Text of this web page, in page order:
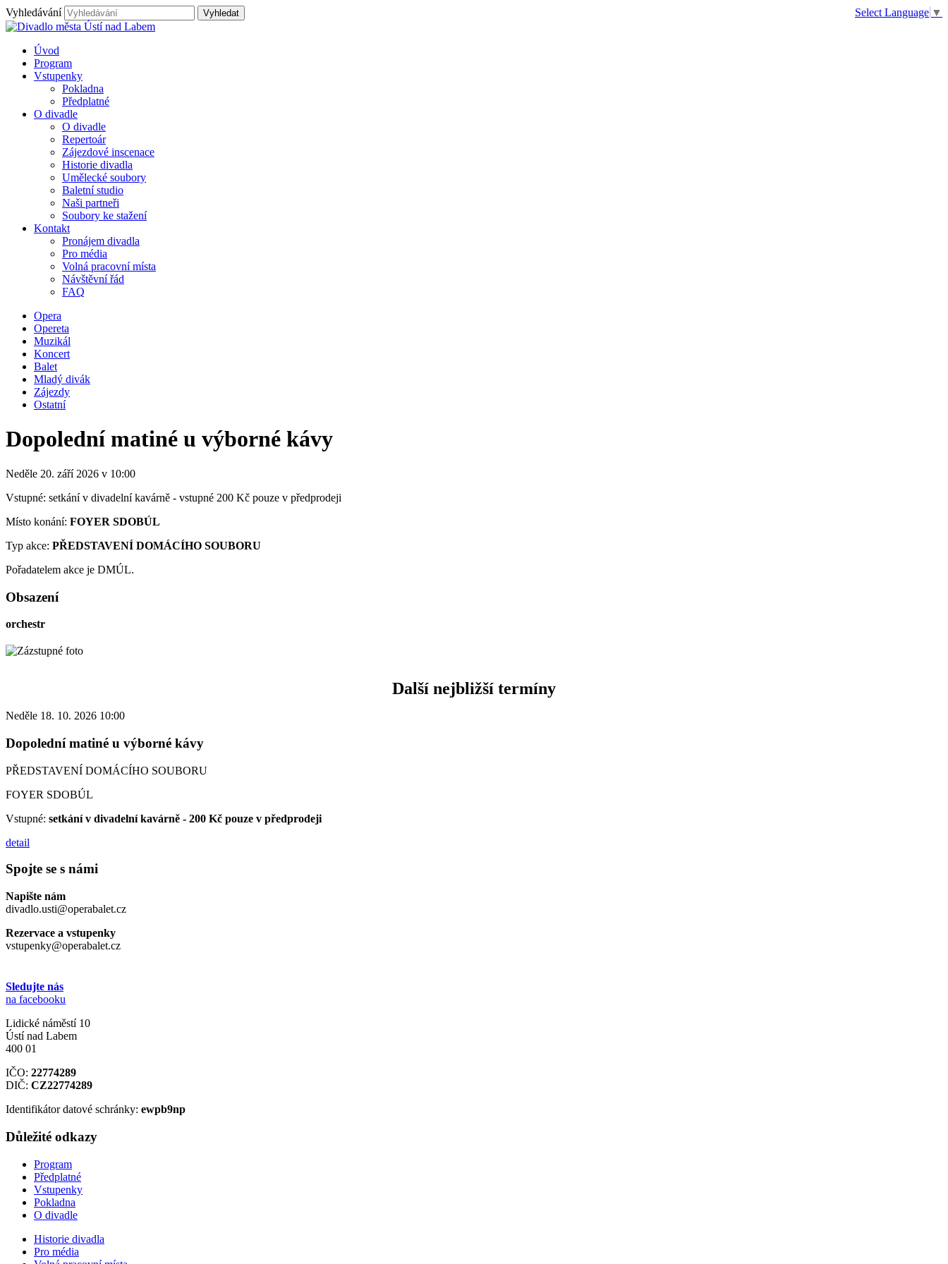
Vyhledávání
Úvod
Program
Vstupenky
Pokladna
Předplatné
O divadle
O divadle
Repertoár
Zájezdové inscenace
Historie divadla
Umělecké soubory
Baletní studio
Naši partneři
Soubory ke stažení
Kontakt
Pronájem divadla
Pro média
Volná pracovní místa
Návštěvní řád
FAQ
Select Language ▼
Opera
Opereta
Muzikál
Koncert
Balet
Mladý divák
Zájezdy
Ostatní
Dopolední matiné u výborné kávy
Neděle 20. září 2026 v 10:00
Vstupné: setkání v divadelní kavárně - vstupné 200 Kč pouze v předprodeji
Místo konání: FOYER SDOBÚL
Typ akce: PŘEDSTAVENÍ DOMÁCÍHO SOUBORU
Pořadatelem akce je DMÚL.
Obsazení
orchestr
Další nejbližší termíny
Neděle 18. 10. 2026 10:00
Dopolední matiné u výborné kávy
PŘEDSTAVENÍ DOMÁCÍHO SOUBORU
FOYER SDOBÚL
Vstupné: setkání v divadelní kavárně - 200 Kč pouze v předprodeji
detail
Spojte se s námi
Napište nám
divadlo.usti@operabalet.cz
Rezervace a vstupenky
vstupenky@operabalet.cz
Sledujte nás
na facebooku
Lidické náměstí 10
Ústí nad Labem
400 01
IČO: 22774289
DIČ: CZ22774289
Identifikátor datové schránky: ewpb9np
Důležité odkazy
Program
Předplatné
Vstupenky
Pokladna
O divadle
Historie divadla
Pro média